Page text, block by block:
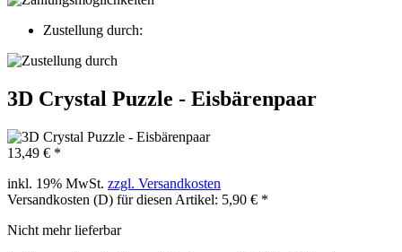
Zustellung durch:
3D Crystal Puzzle - Eisbärenpaar
13,49 € *
inkl. 19% MwSt. zzgl. Versandkosten
Versandkosten (D) für diesen Artikel: 5,90 € *
Nicht mehr lieferbar